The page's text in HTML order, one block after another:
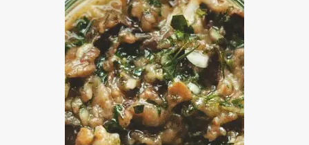
DO CHLEBA
LUNCHE DO PRACY
PRZYSTAWKI
BOŻE NARODZENIE ?